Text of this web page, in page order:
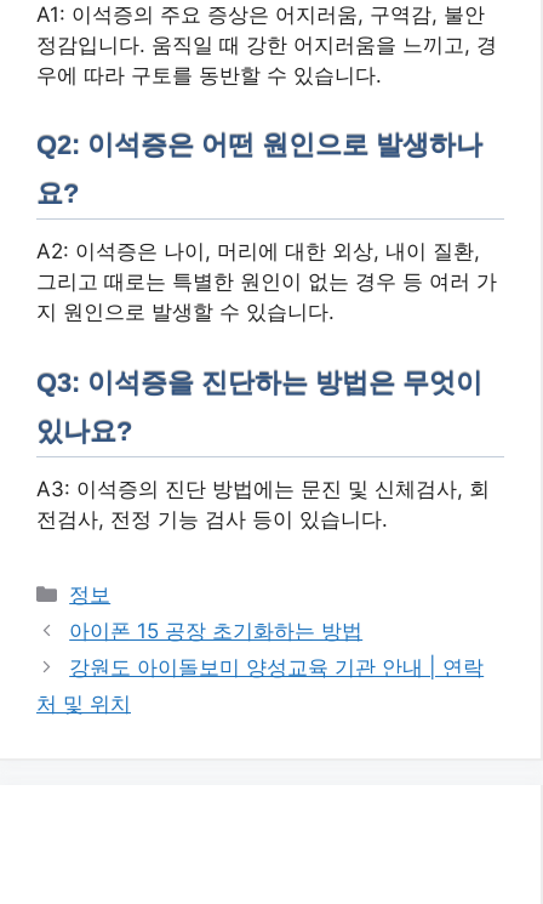
A1: 이석증의 주요 증상은 어지러움, 구역감, 불안
정감입니다. 움직일 때 강한 어지러움을 느끼고, 경
우에 따라 구토를 동반할 수 있습니다.
Q2: 이석증은 어떤 원인으로 발생하나
요?
A2: 이석증은 나이, 머리에 대한 외상, 내이 질환,
그리고 때로는 특별한 원인이 없는 경우 등 여러 가
지 원인으로 발생할 수 있습니다.
Q3: 이석증을 진단하는 방법은 무엇이
있나요?
A3: 이석증의 진단 방법에는 문진 및 신체검사, 회
전검사, 전정 기능 검사 등이 있습니다.
카
테
리
정보
아이폰 15 공장 초기화하는 방법
강원도 아이돌보미 양성교육 기관 안내 | 연락
처 및 위치